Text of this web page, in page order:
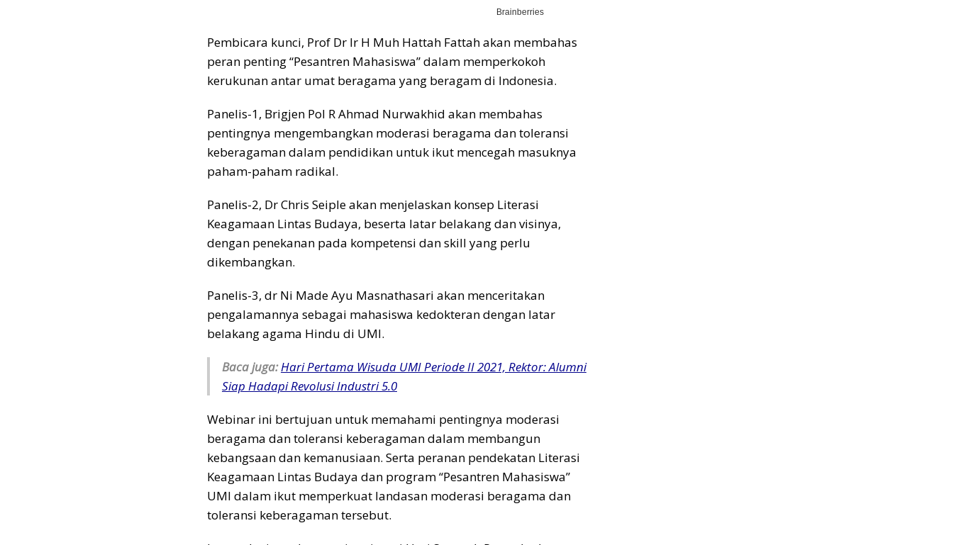
Pembicara kunci, Prof Dr Ir H Muh Hattah Fattah akan membahas
peran penting “Pesantren Mahasiswa” dalam memperkokoh
kerukunan antar umat beragama yang beragam di Indonesia.
Panelis-1, Brigjen Pol R Ahmad Nurwakhid akan membahas
pentingnya mengembangkan moderasi beragama dan toleransi
keberagaman dalam pendidikan untuk ikut mencegah masuknya
paham-paham radikal.
Panelis-2, Dr Chris Seiple akan menjelaskan konsep Literasi
Keagamaan Lintas Budaya, beserta latar belakang dan visinya,
dengan penekanan pada kompetensi dan skill yang perlu
dikembangkan.
Panelis-3, dr Ni Made Ayu Masnathasari akan menceritakan
pengalamannya sebagai mahasiswa kedokteran dengan latar
belakang agama Hindu di UMI.
Baca juga:Hari Pertama Wisuda UMI Periode II 2021, Rektor: Alumni
Siap Hadapi Revolusi Industri 5.0
Webinar ini bertujuan untuk memahami pentingnya moderasi
beragama dan toleransi keberagaman dalam membangun
kebangsaan dan kemanusiaan. Serta peranan pendekatan Literasi
Keagamaan Lintas Budaya dan program “Pesantren Mahasiswa”
UMI dalam ikut memperkuat landasan moderasi beragama dan
toleransi keberagaman tersebut.